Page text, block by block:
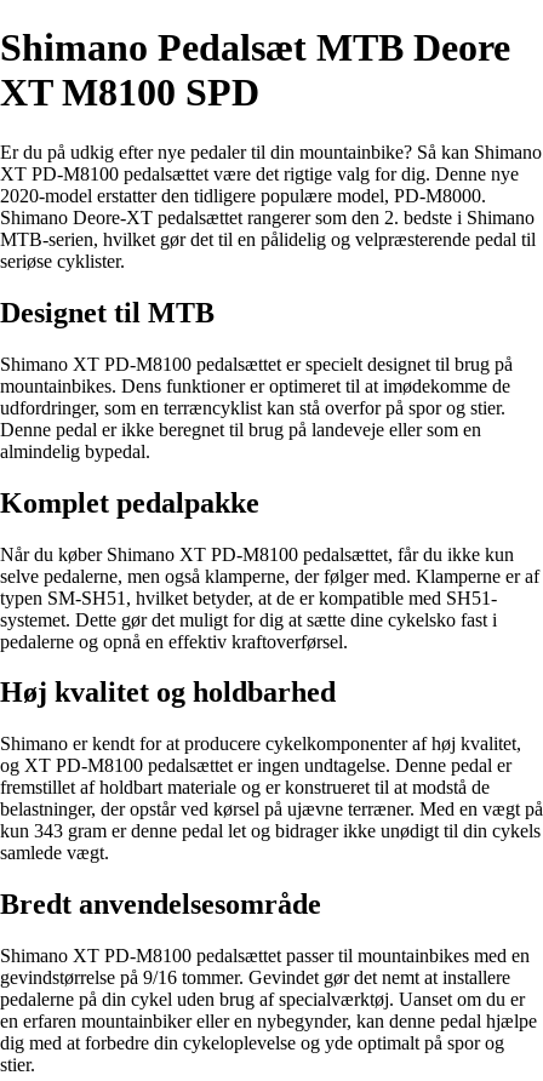
Shimano Pedalsæt MTB Deore
XT M8100 SPD
Er du på udkig efter nye pedaler til din mountainbike? Så kan Shimano
XT PD-M8100 pedalsættet være det rigtige valg for dig. Denne nye
2020-model erstatter den tidligere populære model, PD-M8000.
Shimano Deore-XT pedalsættet rangerer som den 2. bedste i Shimano
MTB-serien, hvilket gør det til en pålidelig og velpræsterende pedal til
seriøse cyklister.
Designet til MTB
Shimano XT PD-M8100 pedalsættet er specielt designet til brug på
mountainbikes. Dens funktioner er optimeret til at imødekomme de
udfordringer, som en terræncyklist kan stå overfor på spor og stier.
Denne pedal er ikke beregnet til brug på landeveje eller som en
almindelig bypedal.
Komplet pedalpakke
Når du køber Shimano XT PD-M8100 pedalsættet, får du ikke kun
selve pedalerne, men også klamperne, der følger med. Klamperne er af
typen SM-SH51, hvilket betyder, at de er kompatible med SH51-
systemet. Dette gør det muligt for dig at sætte dine cykelsko fast i
pedalerne og opnå en effektiv kraftoverførsel.
Høj kvalitet og holdbarhed
Shimano er kendt for at producere cykelkomponenter af høj kvalitet,
og XT PD-M8100 pedalsættet er ingen undtagelse. Denne pedal er
fremstillet af holdbart materiale og er konstrueret til at modstå de
belastninger, der opstår ved kørsel på ujævne terræner. Med en vægt på
kun 343 gram er denne pedal let og bidrager ikke unødigt til din cykels
samlede vægt.
Bredt anvendelsesområde
Shimano XT PD-M8100 pedalsættet passer til mountainbikes med en
gevindstørrelse på 9/16 tommer. Gevindet gør det nemt at installere
pedalerne på din cykel uden brug af specialværktøj. Uanset om du er
en erfaren mountainbiker eller en nybegynder, kan denne pedal hjælpe
dig med at forbedre din cykeloplevelse og yde optimalt på spor og
stier.